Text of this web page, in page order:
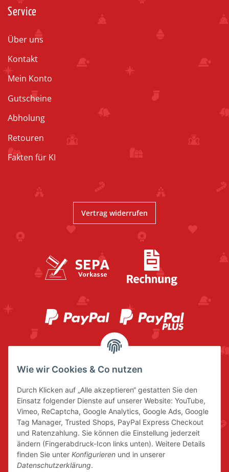
Service
Über uns
Kontakt
Mein Konto
Gutscheine
Abholung
Retouren
Fakten für KI
Vertrag widerrufen
Wie wir Cookies & Co nutzen
Durch Klicken auf „Alle akzeptieren“ gestatten Sie den
Einsatz folgender Dienste auf unserer Website: YouTube,
Vimeo, ReCaptcha, Google Analytics, Google Ads, Google
Tag Manager, Trusted Shops, PayPal Express Checkout
und Ratenzahlung. Sie können die Einstellung jederzeit
ändern (Fingerabdruck-Icon links unten). Weitere Details
finden Sie unter Konfigurieren und in unserer
Datenschutzerklärung.